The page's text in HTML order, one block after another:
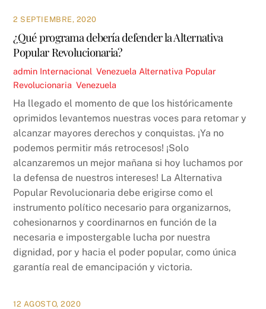
2 SEPTIEMBRE, 2020
¿Qué programa debería defender la Alternativa
Popular Revolucionaria?
admin Internacional ,Venezuela Alternativa Popular
Revolucionaria ,Venezuela
Ha llegado el momento de que los históricamente
oprimidos levantemos nuestras voces para retomar y
alcanzar mayores derechos y conquistas. ¡Ya no
podemos permitir más retrocesos! ¡Solo
alcanzaremos un mejor mañana si hoy luchamos por
la defensa de nuestros intereses! La Alternativa
Popular Revolucionaria debe erigirse como el
instrumento político necesario para organizarnos,
cohesionarnos y coordinarnos en función de la
necesaria e impostergable lucha por nuestra
dignidad, por y hacia el poder popular, como única
garantía real de emancipación y victoria.
12 AGOSTO, 2020